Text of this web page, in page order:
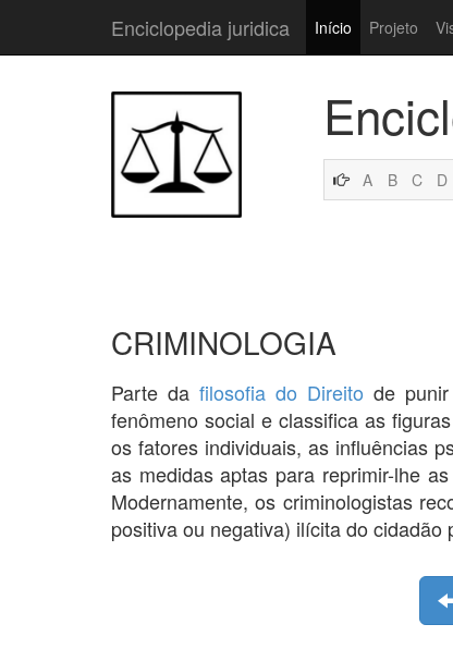
Enciclopedia juridica Início Projeto
A B C D
CRIMINOLOGIA
Parte da filosofia do Direito de
fenômeno social e classifica as
os fatores individuais, as influências
as medidas aptas para reprimir-lhe
Modernamente, os criminologistas
positiva ou negativa) ilícita do cidadão